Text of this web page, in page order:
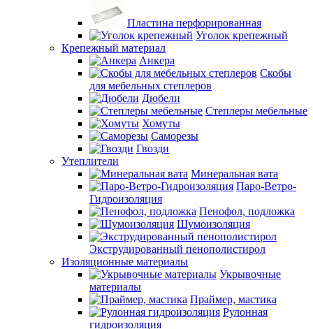
Пластина перфорированная
Уголок крепежный
Крепежный материал
Анкера
Скобы
для мебельных степлеров
Дюбели
Степлеры мебельные
Хомуты
Саморезы
Гвозди
Утеплители
Минеральная вата
Паро-Ветро-
Гидроизоляция
Пенофол, подложка
Шумоизоляция
Экструдированный пенополистирол
Изоляционные материалы
Укрывочные
материалы
Праймер, мастика
Рулонная
гидроизоляция